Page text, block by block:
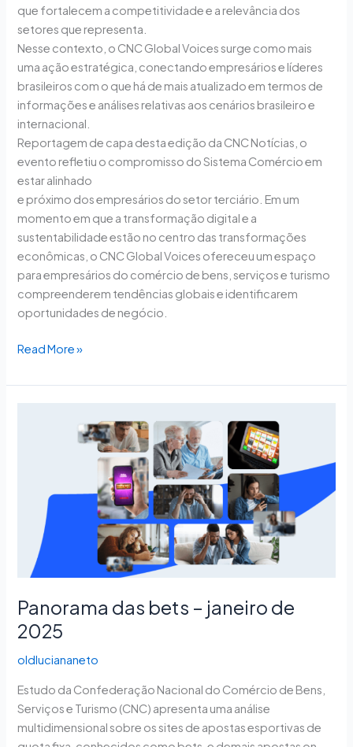
que fortalecem a competitividade e a relevância dos
setores que representa.
Nesse contexto, o CNC Global Voices surge como mais
uma ação estratégica, conectando empresários e líderes
brasileiros com o que há de mais atualizado em termos de
informações e análises relativas aos cenários brasileiro e
internacional.
Reportagem de capa desta edição da CNC Notícias, o
evento refletiu o compromisso do Sistema Comércio em
estar alinhado
e próximo dos empresários do setor terciário. Em um
momento em que a transformação digital e a
sustentabilidade estão no centro das transformações
econômicas, o CNC Global Voices ofereceu um espaço
para empresários do comércio de bens, serviços e turismo
compreenderem tendências globais e identificarem
oportunidades de negócio.
Read More »
Panorama das bets – janeiro de
2025
oldluciananeto
Estudo da Confederação Nacional do Comércio de Bens,
Serviços e Turismo (CNC) apresenta uma análise
multidimensional sobre os sites de apostas esportivas de
2025